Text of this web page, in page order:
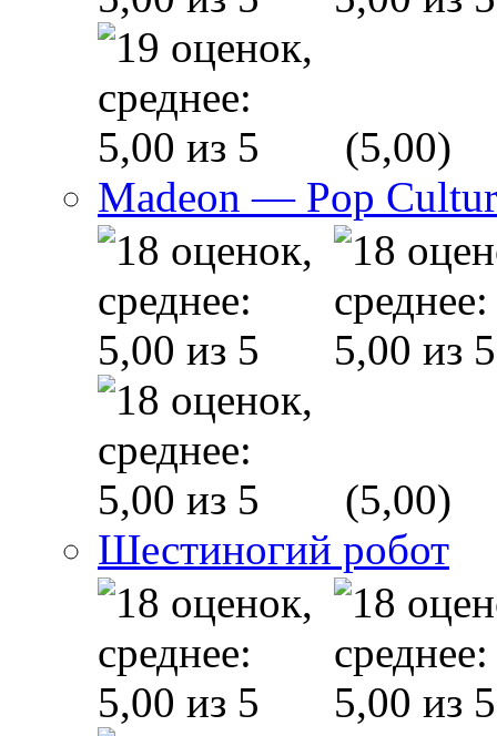
(5,00)
Madeon — Pop
(5,00)
Шестиногий робот